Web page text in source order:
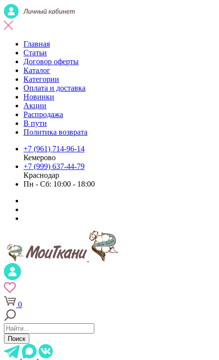
Главная
Статьи
Договор оферты
Каталог
Категории
Оплата и доставка
Новинки
Акции
Распродажа
В пути
Политика возврата
+7 (961) 714-96-14
Кемерово
+7 (999) 637-44-79
Краснодар
Пн - Сб: 10:00 - 18:00
0
Поиск